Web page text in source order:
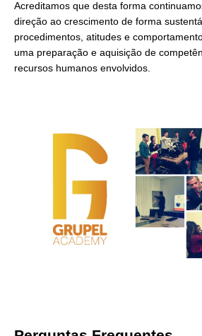
Acreditamos que desta forma
direção ao crescimento de forma
procedimentos, atitudes e
uma preparação e aquisição de
recursos humanos envolvidos.